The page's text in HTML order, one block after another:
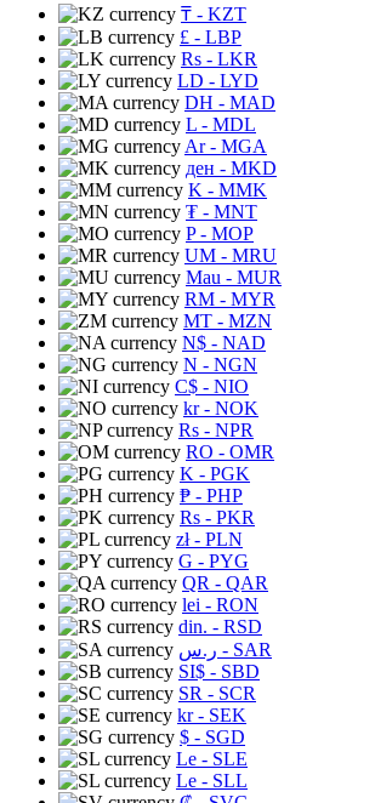
₸ - KZT
£ - LBP
Rs - LKR
LD - LYD
DH - MAD
L - MDL
Ar- MGA
ден - MKD
K - MMK
₮ - MNT
P- MOP
UM - MRU
Mau - MUR
RM - MYR
MT - MZN
N$ - NAD
N - NGN
C$ - NIO
kr- NOK
Rs - NPR
RO - OMR
K - PGK
₱ - PHP
Rs - PKR
zł- PLN
G - PYG
QR - QAR
lei - RON
din. - RSD
ر.س - SAR
SI$ - SBD
SR - SCR
kr- SEK
$ - SGD
Le - SLE
Le - SLL